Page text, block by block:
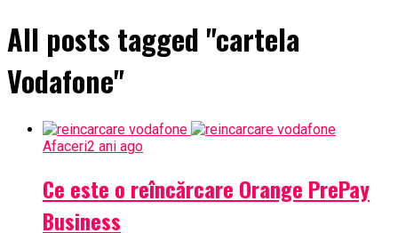
All posts tagged "cartela
Vodafone"
Afaceri2 ani ago
Ce este o reîncărcare Orange PrePay
Business